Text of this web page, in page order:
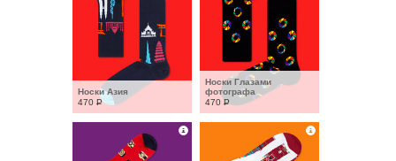
Носки Азия
470 Р
Носки Глазами
фотографа
470 Р